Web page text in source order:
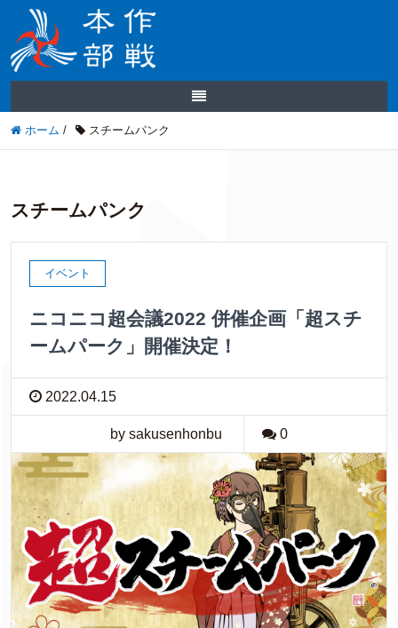
ホーム / スチームパンク
スチームパンク
イベント
ニコニコ超会議2022 併催企画「超スチ
ームパーク」開催決定！
2022.04.15
by sakusenhonbu 0